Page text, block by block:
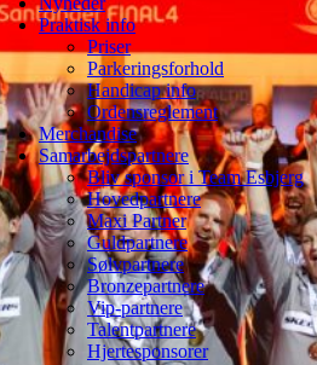
Praktisk info
Priser
Parkeringsforhold
Handicap info
Ordensreglement
Merchandise
Samarbejdspartnere
Bliv sponsor i Team Esbjerg
Hovedpartnere
Maxi Partner
Guldpartnere
Sølvpartnere
Bronzepartnere
Vip-partnere
Talentpartnere
Hjertesponsorer